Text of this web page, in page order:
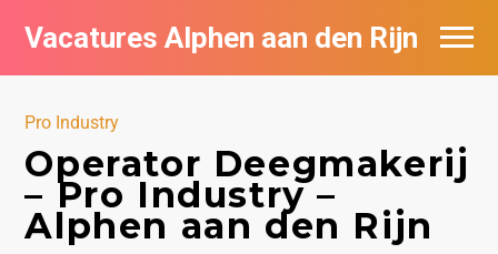
Vacatures Alphen aan den Rijn
Pro Industry
Operator Deegmakerij
– Pro Industry –
Alphen aan den Rijn
Vacatures per bedrijf in Alphen aan den
De populairste vacatures in Alphen aan
den Rijn